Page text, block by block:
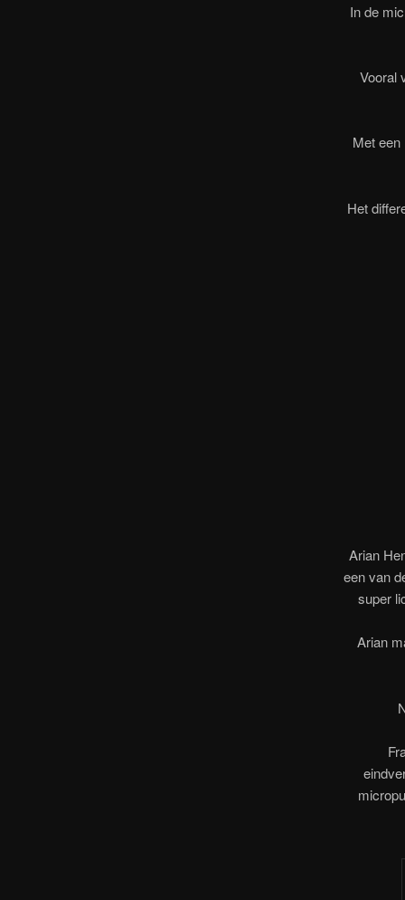
In de
Vooral
Met een
Het
Arian
een van
super
Arian